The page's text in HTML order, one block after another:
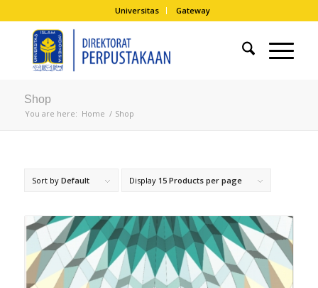
Universitas Gateway
Shop
You are here: Home / Shop
Sort by Default Display 15 Products per page